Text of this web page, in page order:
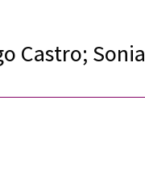
Castro; Sonia